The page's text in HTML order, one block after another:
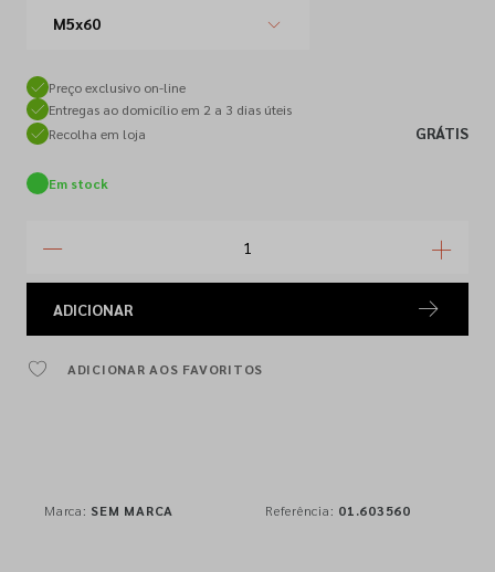
M5x60
Preço exclusivo on-line
Entregas ao domicílio em 2 a 3 dias úteis
Recolha em loja
GRÁTIS
Em stock
ADICIONAR
ADICIONAR AOS FAVORITOS
Marca: SEM MARCA Referência: 01.603560